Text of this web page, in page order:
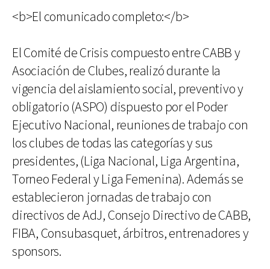
<b>El comunicado completo:</b>
El Comité de Crisis compuesto entre CABB y
Asociación de Clubes, realizó durante la
vigencia del aislamiento social, preventivo y
obligatorio (ASPO) dispuesto por el Poder
Ejecutivo Nacional, reuniones de trabajo con
los clubes de todas las categorías y sus
presidentes, (Liga Nacional, Liga Argentina,
Torneo Federal y Liga Femenina). Además se
establecieron jornadas de trabajo con
directivos de AdJ, Consejo Directivo de CABB,
FIBA, Consubasquet, árbitros, entrenadores y
sponsors.